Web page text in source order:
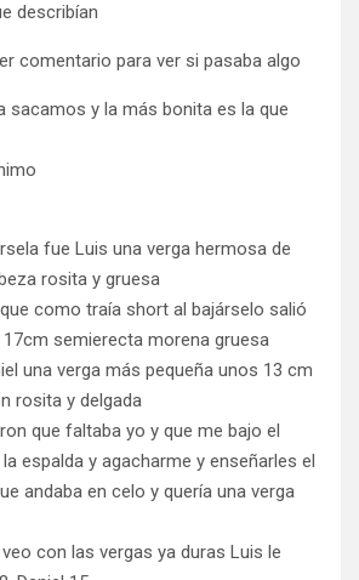
describían
comentario para ver si pasaba algo
sacamos y la más bonita es la que
fue Luis una verga hermosa de
rosita y gruesa
como traía short al bajárselo salió
semierecta morena gruesa
una verga más pequeña unos 13 cm
rosita y delgada
que faltaba yo y que me bajo el
espalda y agacharme y enseñarles el
andaba en celo y quería una verga
con las vergas ya duras Luis le